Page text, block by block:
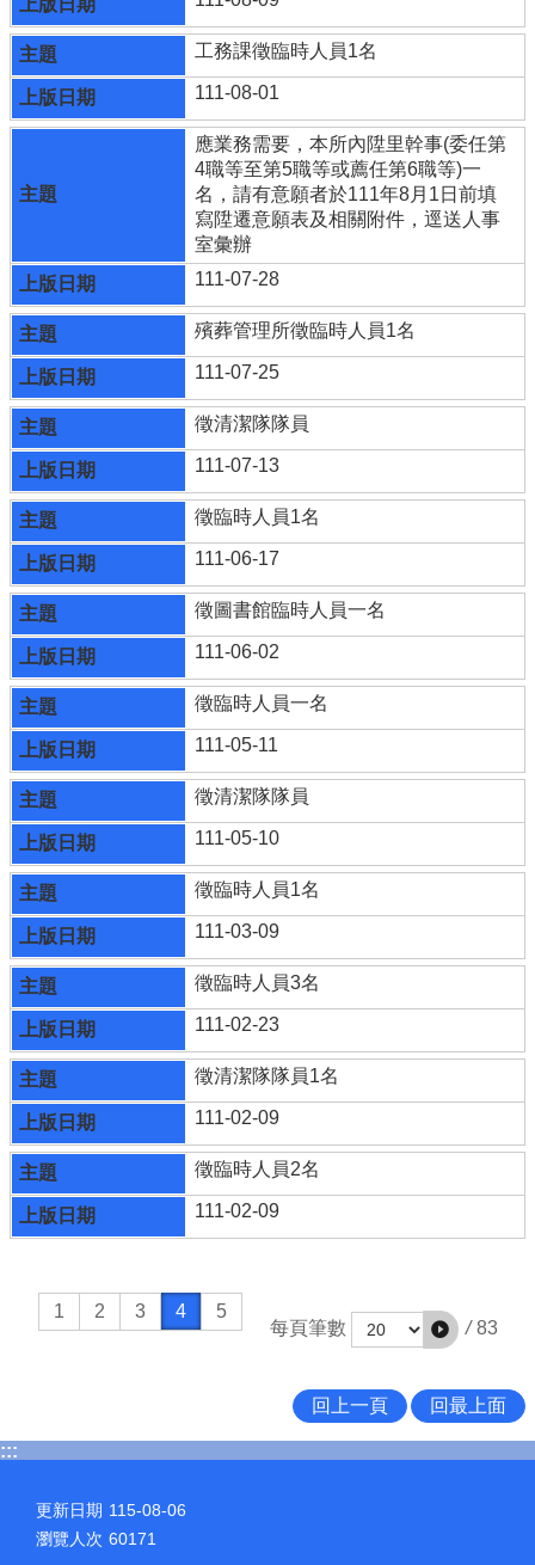
工務課徵臨時人員1名
111-08-01
應業務需要，本所內陞里幹事(委任第
4職等至第5職等或薦任第6職等)一
名，請有意願者於111年8月1日前填
寫陞遷意願表及相關附件，逕送人事
室彙辦
111-07-28
殯葬管理所徵臨時人員1名
111-07-25
徵清潔隊隊員
111-07-13
徵臨時人員1名
111-06-17
徵圖書館臨時人員一名
111-06-02
徵臨時人員一名
111-05-11
徵清潔隊隊員
111-05-10
徵臨時人員1名
111-03-09
徵臨時人員3名
111-02-23
徵清潔隊隊員1名
111-02-09
徵臨時人員2名
111-02-09
1 2 3 4
5
每頁筆數
/ 83
回上一頁 回最上面
:::
更新日期 115-08-06
瀏覽人次 60171